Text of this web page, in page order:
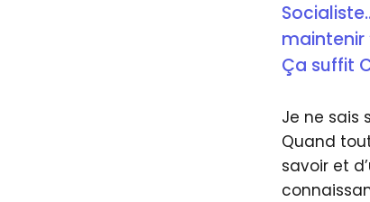
maintenir
Ça suffit
Je ne sais
Quand
savoir et